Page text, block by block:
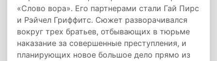
«Слово вора». Его партнерами стали Гай Пирс
и Рэйчел Гриффитс. Сюжет разворачивался
вокруг трех братьев, отбывающих в тюрьме
наказание за совершенные преступления, и
планирующих новое большое дело прямо из